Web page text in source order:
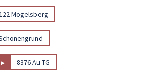
Mogelsberg
▸ 8376 Au TG